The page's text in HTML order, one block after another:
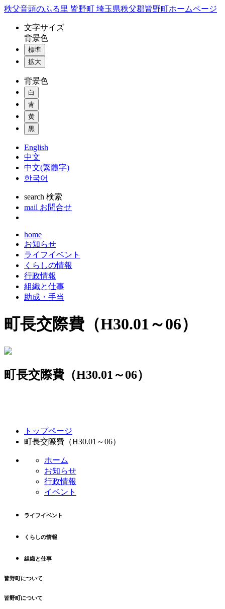
コ
秩父音頭のふる里 皆野町 埼玉県秩父郡皆野町ホームページ
文字サイズ
背景色
標準
拡大
背景色
白
青
黄
黒
English
中文
中文(繁體字)
한국어
search 検索
mail お問合せ
home
お知らせ
ライフイベント
くらしの情報
行政情報
組織と仕事
助成・手当
町長交際費（H30.01～06）
町長交際費（H30.01～06）
トップページ
町長交際費（H30.01～06）
ホーム
お知らせ
行政情報
イベント
ライフイベント
くらしの情報
組織と仕事
皆野町について
皆野町について